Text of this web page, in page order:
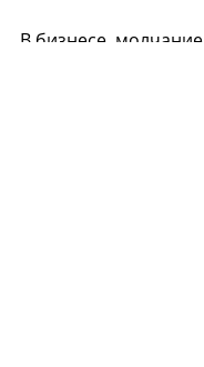
В бизнесе, молчание